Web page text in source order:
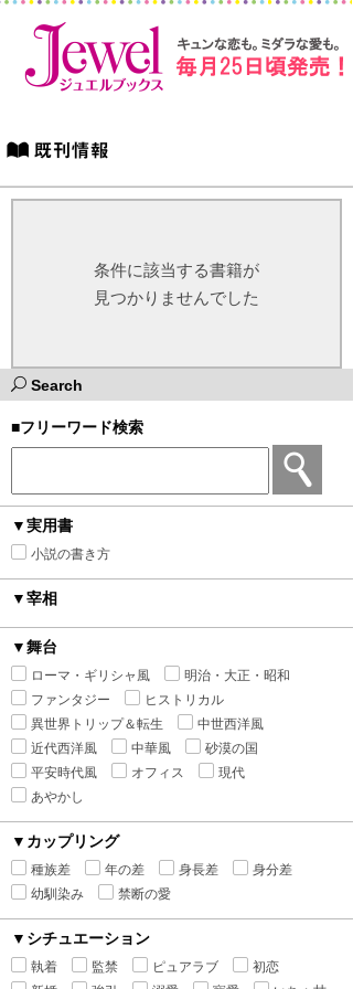
条件に該当する書籍が
見つかりませんでした
Search
■フリーワード検索
▼実用書
小説の書き方
▼宰相
▼舞台
ローマ・ギリシャ風
明治・大正・昭和
ファンタジー
ヒストリカル
異世界トリップ＆転生
中世西洋風
近代西洋風
中華風
砂漠の国
平安時代風
オフィス
現代
あやかし
▼カップリング
種族差 年の差 身長差
身分差
幼馴染み
禁断の愛
▼シチュエーション
執着 監禁 ピュアラブ
初恋